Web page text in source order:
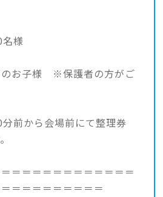
様
子様 ※保護者の方がご
から会場前にて整理券
＝＝＝＝＝＝＝＝＝＝＝＝
＝＝＝＝＝＝＝＝＝